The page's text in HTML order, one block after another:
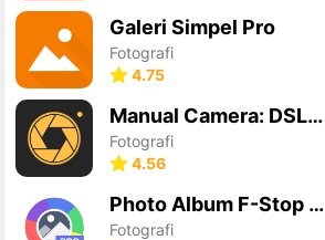
Galeri Simpel Pro
Fotografi
4.75
Manual Camera: DSLR Camera Pro
Fotografi
4.56
Photo Album F-Stop Pro
Fotografi